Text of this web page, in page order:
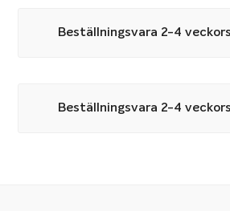
Beställningsvara 2-4
Beställningsvara 2-4